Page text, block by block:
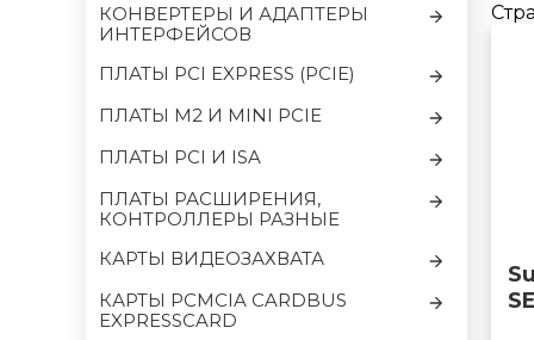
КОНВЕРТЕРЫ И АДАПТЕРЫ
ИНТЕРФЕЙСОВ
ПЛАТЫ PCI EXPRESS (PCIE)
ПЛАТЫ M2 И MINI PCIE
ПЛАТЫ PCI И ISA
ПЛАТЫ РАСШИРЕНИЯ,
КОНТРОЛЛЕРЫ РАЗНЫЕ
КАРТЫ ВИДЕОЗАХВАТА
КАРТЫ PCMCIA CARDBUS
EXPRESSCARD